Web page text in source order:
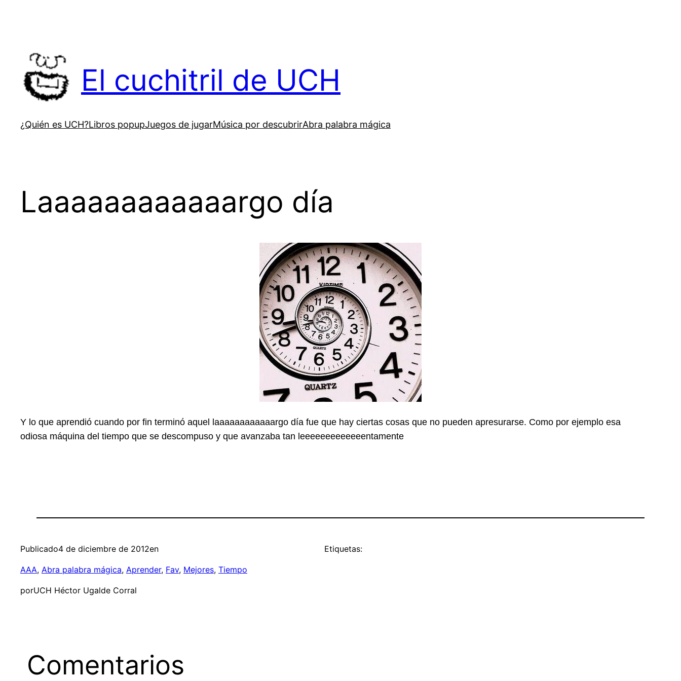
El cuchitril de UCH
¿Quién es UCH?Libros popupJuegos de jugarMúsica por descubrirAbra palabra mágica
Laaaaaaaaaaaargo día
Y lo que aprendió cuando por fin terminó aquel laaaaaaaaaaaargo día fue que hay ciertas cosas que no pueden apresurarse. Como por ejemplo esa
odiosa máquina del tiempo que se descompuso y que avanzaba tan leeeeeeeeeeeeentamente
Publicado4 de diciembre de 2012en
AAA, Abra palabra mágica, Aprender, Fav, Mejores, Tiempo
porUCH Héctor Ugalde Corral
Etiquetas:
Comentarios